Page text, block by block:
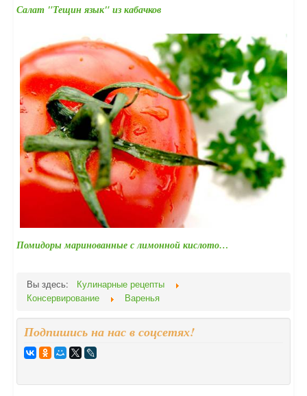
Салат "Тещин язык" из кабачков
Помидоры маринованные с лимонной кислото…
Вы здесь:
Кулинарные рецепты
Консервирование
Варенья
Подпишись на нас в соцсетях!